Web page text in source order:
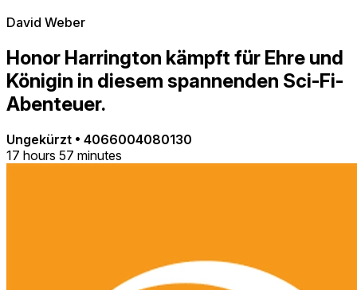
David Weber
Honor Harrington kämpft für Ehre und
Königin in diesem spannenden Sci-Fi-
Abenteuer.
Ungekürzt • 4066004080130
17 hours 57 minutes